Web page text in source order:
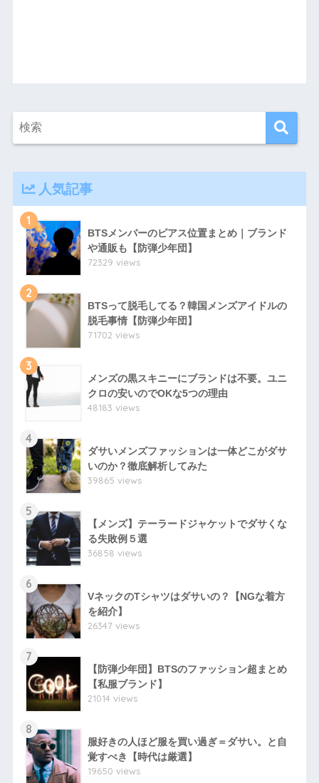
人気記事
1
BTSメンバーのピアス位置まとめ｜ブランド
や通販も【防弾少年団】
72329 views
2
BTSって脱毛してる？韓国メンズアイドルの
脱毛事情【防弾少年団】
71702 views
3
メンズの黒スキニーにブランドは不要。ユニ
クロの安いのでOKな5つの理由
48183 views
4
ダサいメンズファッションは一体どこがダサ
いのか？徹底解析してみた
39865 views
5
【メンズ】テーラードジャケットでダサくな
る失敗例５選
36858 views
6
VネックのTシャツはダサいの？【NGな着方
を紹介】
26347 views
7
【防弾少年団】BTSのファッション超まとめ
【私服ブランド】
21014 views
8
服好きの人ほど服を買い過ぎ＝ダサい。と自
覚すべき【時代は厳選】
19650 views